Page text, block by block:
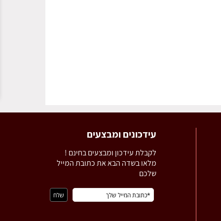
עידכונים ומבצעים
לקבלת עידכון ומבצעים בחינם !
מלאו בשדה הבא את כתובת המייל
שלכם